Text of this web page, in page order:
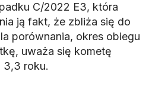
C/2022 E3, która
ją fakt, że zbliża się do
porównania, okres obiegu
uważa się kometę
3,3 roku.